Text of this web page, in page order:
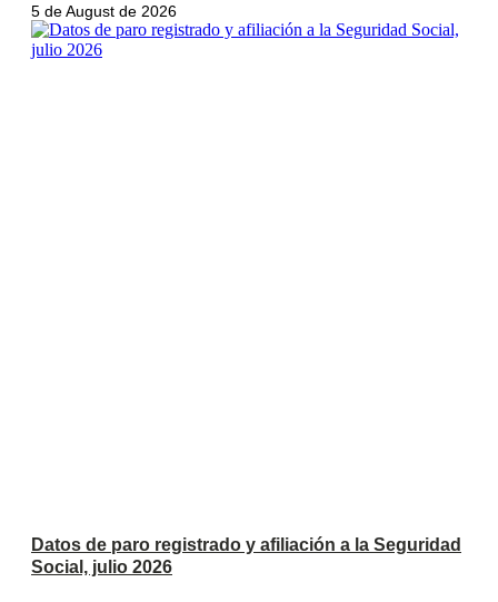
5 de August de 2026
Datos de paro registrado y afiliación a la Seguridad
Social, julio 2026